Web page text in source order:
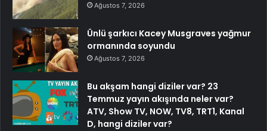
Ağustos 7, 2026
Ünlü şarkıcı Kacey Musgraves yağmur
ormanında soyundu
Ağustos 7, 2026
Bu akşam hangi diziler var? 23
Temmuz yayın akışında neler var?
ATV, Show TV, NOW, TV8, TRT1, Kanal
D, hangi diziler var?